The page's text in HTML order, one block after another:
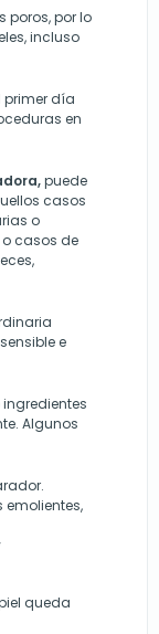
poros, por lo
incluso
primer día
en
puede
casos
o
casos de
e
Algunos
emolientes,
queda